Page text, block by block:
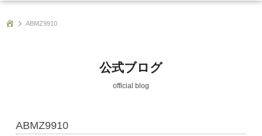
0139
新車情報
在庫車情報
ABMZ9910
公式ブログ
official blog
ABMZ9910